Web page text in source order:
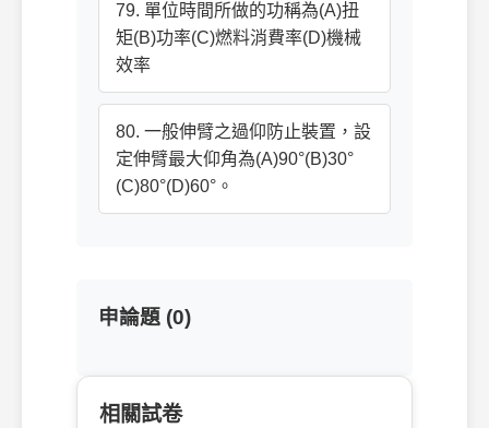
79. 單位時間所做的功稱為(A)扭
矩(B)功率(C)燃料消費率(D)機械
效率
80. 一般伸臂之過仰防止裝置，設
定伸臂最大仰角為(A)90°(B)30°
(C)80°(D)60°。
申論題 (0)
相關試卷